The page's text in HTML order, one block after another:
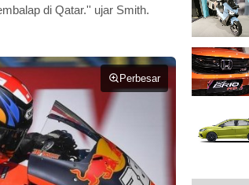
di Qatar.'' ujar Smith.
Perbesar